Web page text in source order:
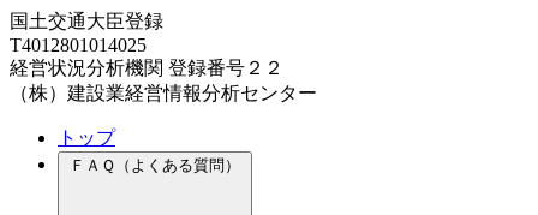
国土交通大臣登録
T4012801014025
経営状況分析機関 登録番号２２
（株）建設業経営情報分析センター
トップ
ＦＡＱ（よくある質問）